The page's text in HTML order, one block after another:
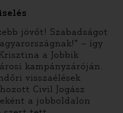
jövőt! Szabadságot
– így
a Jobbik
kampányzáróján.
visszaélések
Civil Jogász
a jobboldalon